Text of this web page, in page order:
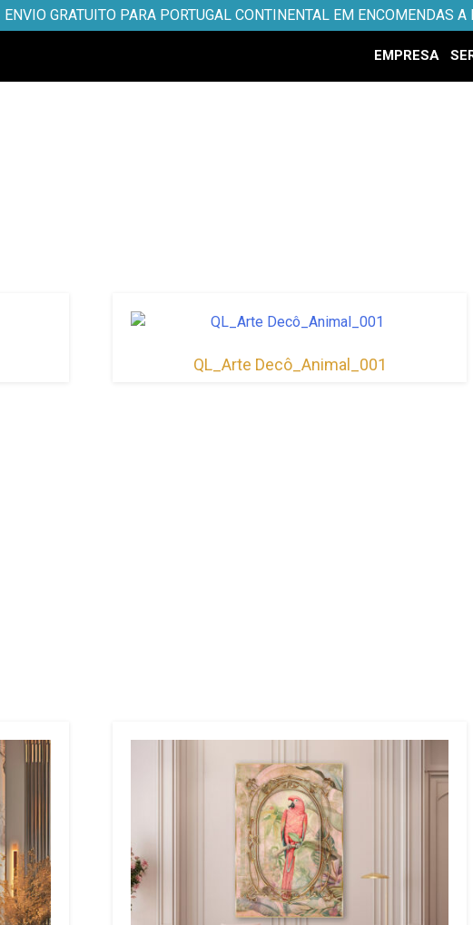
ENVIO GRATUITO PARA PORTUGAL CONTINENTAL EM ENCOMENDAS
EMPRESA
QL_Arte Decô_Animal_001